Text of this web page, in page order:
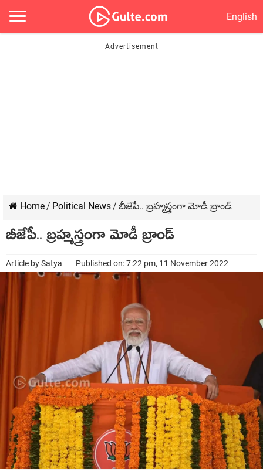
English
Home/ Political News/ బీజేపీ.. బ్రహ్మస్త్రంగా మోడీ బ్రాండ్
బీజేపీ.. బ్రహ్మస్త్రంగా మోడీ బ్రాండ్
Article bySatya Published on: 7:22 pm, 11 November 2022